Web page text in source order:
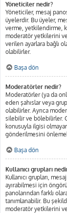
Yöneticiler nedir?
Yöneticiler, mesaj
üyelerdir. Bu üyeler,
verme, yetkilendirme,
moderatör yetkilerini
verilen ayarlara bağlı
olabilirler.
Başa dön
Moderatörler nedir?
Moderatörler (ya da
eden şahıslar veya
olabilirler. Ayrıca
silebilir ve bölebilirler.
konusuyla ilgisi
gönderilmesini
Başa dön
Kullanıcı grupları
Kullanıcı grupları,
ayırabilmesi için
panolarından farklı
tanımlanabilir. Bu
moderatör yetkilerini